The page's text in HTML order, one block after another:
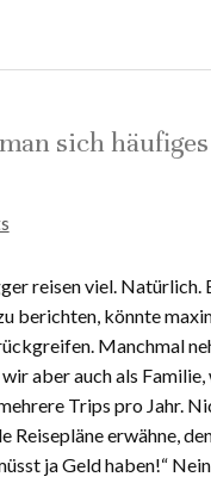
sich
reisen viel. Natürlich.
berichten, könnte
Manchmal
aber auch als
Trips pro Jahr.
Reisepläne erwähne,
ja Geld haben!“